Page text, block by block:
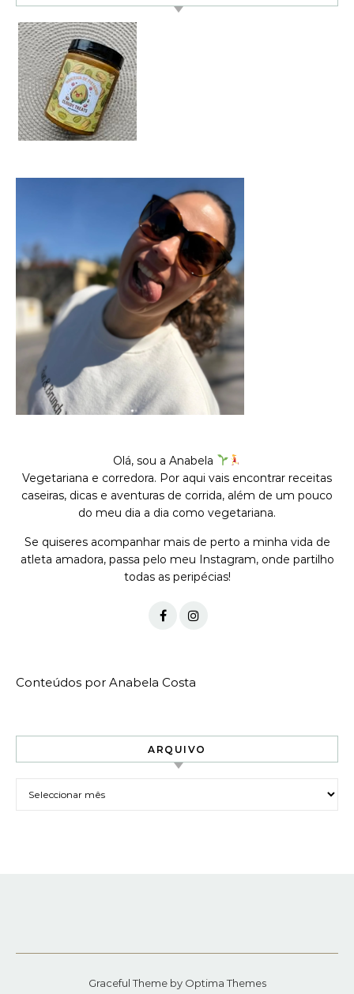
Olá, sou a Anabela
Vegetariana e corredora. Por aqui vais encontrar receitas
caseiras, dicas e aventuras de corrida, além de um pouco
do meu dia a dia como vegetariana.
Se quiseres acompanhar mais de perto a minha vida de
atleta amadora, passa pelo meu Instagram, onde partilho
todas as peripécias!
Conteúdos por Anabela Costa
ARQUIVO
Graceful Theme by Optima Themes